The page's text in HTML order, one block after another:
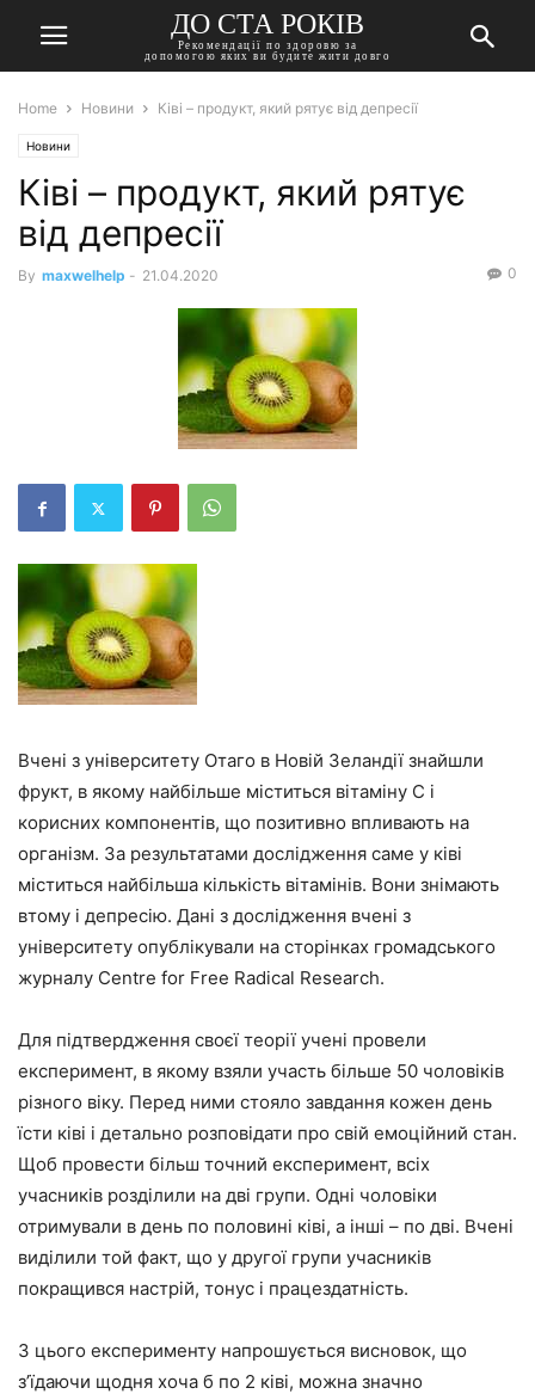
ДО СТА РОКІВ
Рекомендації по здоровю за
допомогою яких ви будите жити довго
Home Новини Ківі – продукт, який рятує від депресії
Новини
Ківі – продукт, який рятує
від депресії
By maxwelhelp - 21.04.2020 0
Вчені з університету Отаго в Новій Зеландії знайшли
фрукт, в якому найбільше міститься вітаміну С і
корисних компонентів, що позитивно впливають на
організм. За результатами дослідження саме у ківі
міститься найбільша кількість вітамінів. Вони знімають
втому і депресію. Дані з дослідження вчені з
університету опублікували на сторінках громадського
журналу Centre for Free Radical Research.
Для підтвердження своєї теорії учені провели
експеримент, в якому взяли участь більше 50 чоловіків
різного віку. Перед ними стояло завдання кожен день
їсти ківі і детально розповідати про свій емоційний стан.
Щоб провести більш точний експеримент, всіх
учасників розділили на дві групи. Одні чоловіки
отримували в день по половині ківі, а інші – по дві. Вчені
виділили той факт, що у другої групи учасників
покращився настрій, тонус і працездатність.
З цього експерименту напрошується висновок, що
з’їдаючи щодня хоча б по 2 ківі, можна значно